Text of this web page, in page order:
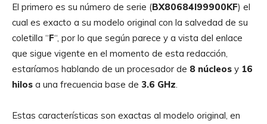
El primero es su número de serie (BX80684I99900KF) el
cual es exacto a su modelo original con la salvedad de su
coletilla “F“, por lo que según parece y a vista del enlace
que sigue vigente en el momento de esta redacción,
estaríamos hablando de un procesador de 8 núcleos y 16
hilos a una frecuencia base de 3.6 GHz
Estas características son exactas al modelo original, en